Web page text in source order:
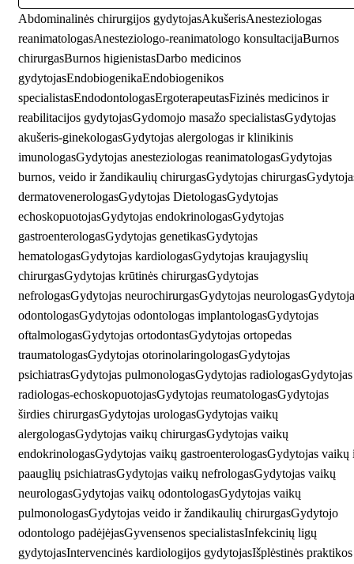
Abdominalinės chirurgijos gydytojasAkušerisAnesteziologas
reanimatologasAnesteziologo-reanimatologo konsultacijaBurnos
chirurgasBurnos higienistasDarbo medicinos
gydytojasEndobiogenikaEndobiogenikos
specialistasEndodontologasErgoterapeutasFizinės medicinos ir
reabilitacijos gydytojasGydomojo masažo specialistasGydytojas
akušeris-ginekologasGydytojas alergologas ir klinikinis
imunologasGydytojas anesteziologas reanimatologasGydytojas
burnos, veido ir žandikaulių chirurgasGydytojas chirurgas
dermatovenerologasGydytojas DietologasGydytojas
echoskopuotojasGydytojas endokrinologasGydytojas
gastroenterologasGydytojas genetikasGydytojas
hematologasGydytojas kardiologasGydytojas kraujagyslių
chirurgasGydytojas krūtinės chirurgasGydytojas
nefrologasGydytojas neurochirurgasGydytojas neurologas
odontologasGydytojas odontologas implantologasGydytojas
oftalmologasGydytojas ortodontasGydytojas ortopedas
traumatologasGydytojas otorinolaringologasGydytojas
psichiatrasGydytojas pulmonologasGydytojas radiologasGydytojas
radiologas-echoskopuotojasGydytojas reumatologasGydytojas
širdies chirurgasGydytojas urologasGydytojas vaikų
alergologasGydytojas vaikų chirurgasGydytojas vaikų
endokrinologasGydytojas vaikų gastroenterologasGydytojas vaikų
paauglių psichiatrasGydytojas vaikų nefrologasGydytojas vaikų
neurologasGydytojas vaikų odontologasGydytojas vaikų
pulmonologasGydytojas veido ir žandikaulių chirurgasGydytojo
odontologo padėjėjasGyvensenos specialistasInfekcinių ligų
gydytojasIntervencinės kardiologijos gydytojasIšplėstinės praktikos